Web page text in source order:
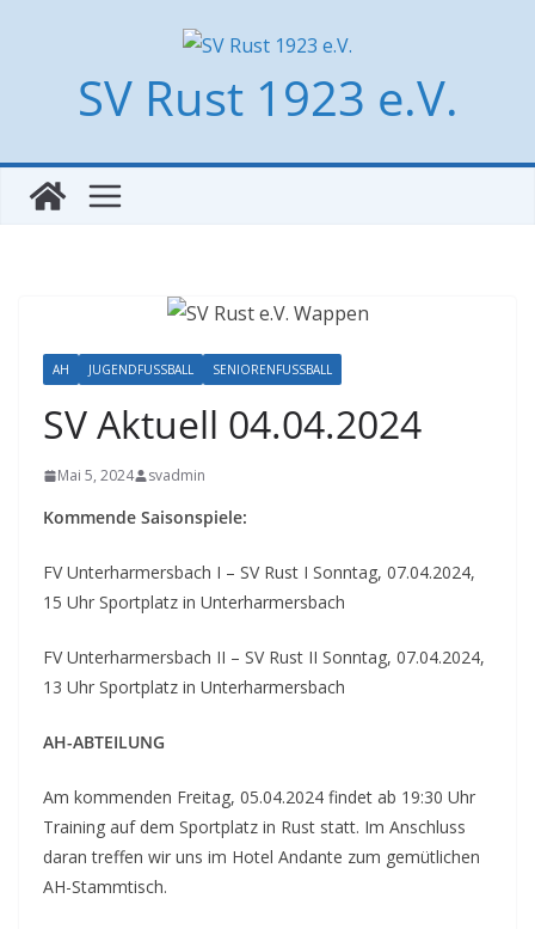
SV Rust 1923 e.V.
AH JUGENDFUSSBALL SENIORENFUSSBALL
SV Aktuell 04.04.2024
Mai 5, 2024 svadmin
Kommende Saisonspiele:
FV Unterharmersbach I – SV Rust I Sonntag, 07.04.2024,
15 Uhr Sportplatz in Unterharmersbach
FV Unterharmersbach II – SV Rust II Sonntag, 07.04.2024,
13 Uhr Sportplatz in Unterharmersbach
AH-ABTEILUNG
Am kommenden Freitag, 05.04.2024 findet ab 19:30 Uhr
Training auf dem Sportplatz in Rust statt. Im Anschluss
daran treffen wir uns im Hotel Andante zum gemütlichen
AH-Stammtisch.